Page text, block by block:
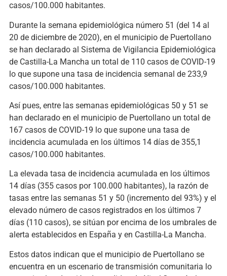
casos/100.000 habitantes.
Durante la semana epidemiológica número 51 (del 14 al
20 de diciembre de 2020), en el municipio de Puertollano
se han declarado al Sistema de Vigilancia Epidemiológica
de Castilla-La Mancha un total de 110 casos de COVID-19
lo que supone una tasa de incidencia semanal de 233,9
casos/100.000 habitantes.
Así pues, entre las semanas epidemiológicas 50 y 51 se
han declarado en el municipio de Puertollano un total de
167 casos de COVID-19 lo que supone una tasa de
incidencia acumulada en los últimos 14 días de 355,1
casos/100.000 habitantes.
La elevada tasa de incidencia acumulada en los últimos
14 días (355 casos por 100.000 habitantes), la razón de
tasas entre las semanas 51 y 50 (incremento del 93%) y el
elevado número de casos registrados en los últimos 7
días (110 casos), se sitúan por encima de los umbrales de
alerta establecidos en España y en Castilla-La Mancha.
Estos datos indican que el municipio de Puertollano se
encuentra en un escenario de transmisión comunitaria lo